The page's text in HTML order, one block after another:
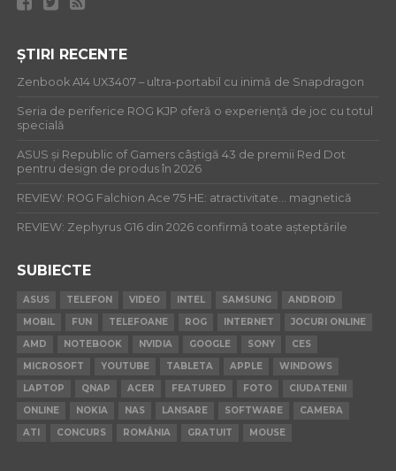
ȘTIRI RECENTE
Zenbook A14 UX3407 – ultra-portabil cu inimă de Snapdragon
Seria de periferice ROG KJP oferă o experiență de joc cu totul
specială
ASUS și Republic of Gamers câștigă 43 de premii Red Dot
pentru design de produs în 2026
REVIEW: ROG Falchion Ace 75 HE: atractivitate… magnetică
REVIEW: Zephyrus G16 din 2026 confirmă toate așteptările
SUBIECTE
ASUS TELEFON VIDEO INTEL SAMSUNG
ANDROID
MOBIL
FUN TELEFOANE ROG INTERNET
JOCURI ONLINE
AMD
NOTEBOOK NVIDIA GOOGLE SONY
CES
MICROSOFT
YOUTUBE TABLETA APPLE
WINDOWS
LAPTOP
QNAP ACER FEATURED FOTO
CIUDATENII
ONLINE
NOKIA NAS LANSARE SOFTWARE
CAMERA
ATI
CONCURS ROMÂNIA GRATUIT MOUSE